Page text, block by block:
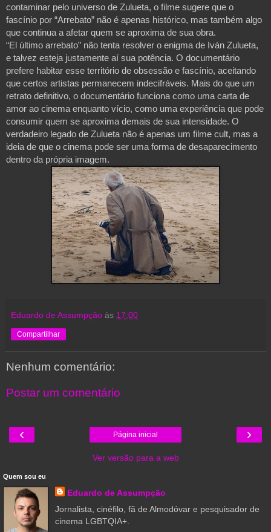
contaminar pelo universo de Zulueta, o filme sugere que o
fascínio por “Arrebato” não é apenas histórico, mas também algo
que continua a afetar quem se aproxima de sua obra.
“El último arrebato” não tenta resolver o enigma de Iván Zulueta,
e talvez esteja justamente aí sua potência. O documentário
prefere habitar esse território de obsessão e fascínio, aceitando
que certos artistas permanecem indecifráveis. Mais do que um
retrato definitivo, o documentário funciona como uma carta de
amor ao cinema enquanto vício, como uma experiência que pode
consumir quem se aproxima demais de sua intensidade. O
verdadeiro legado de Zulueta não é apenas um filme cult, mas a
ideia de que o cinema pode ser uma forma de desaparecimento
dentro da própria imagem.
Eduardo de Assumpção às 17:00
Compartilhar
Nenhum comentário:
Postar um comentário
‹ ›
Página inicial
Ver versão para a web
Quem sou eu
Eduardo de Assumpção
Jornalista, cinéfilo, fã de Almodóvar e pesquisador de
cinema LGBTQIA+.